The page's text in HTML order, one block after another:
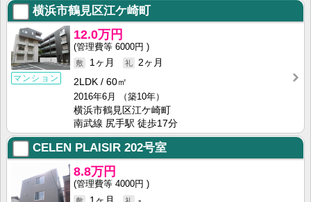
横浜市鶴見区江ケ崎町
マンション
12.0万円
6000円
1ヶ月
2ヶ月
2LDK
60㎡
2016年6月
（築10年）
横浜市鶴見区江ケ崎町
南武線 尻手駅 徒歩17分
CELEN PLAISIR 202号室
8.8万円
4000円